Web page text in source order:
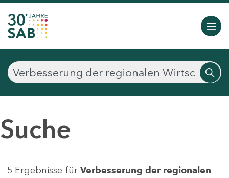
Suche
5 Ergebnisse für Verbesserung der regionalen